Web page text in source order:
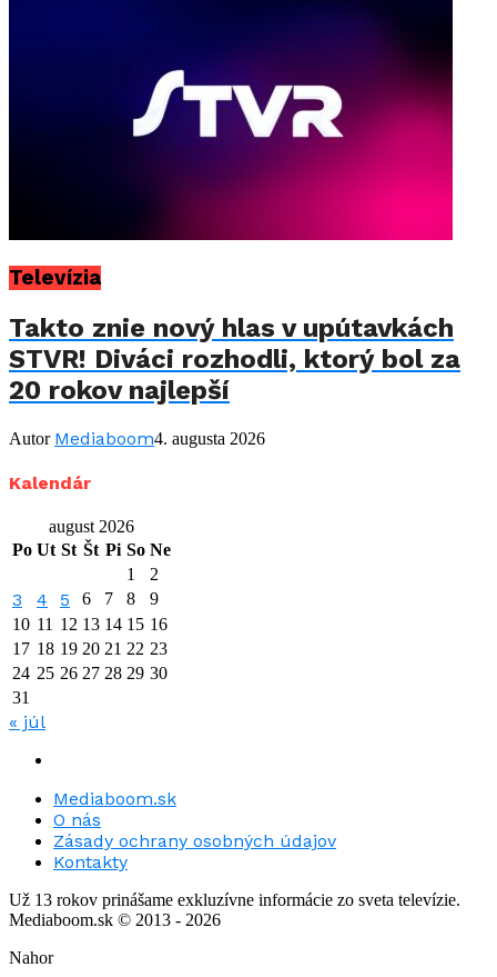
Televízia
Takto znie nový hlas v upútavkách
STVR! Diváci rozhodli, ktorý bol za
20 rokov najlepší
Autor Mediaboom4. augusta 2026
Kalendár
august 2026
Po Ut St Št Pi So Ne
1
2
3 4 5 6 7 8
9
10 11 12 13 14 15 16
17 18 19 20 21 22 23
24 25 26 27 28 29 30
31
« júl
Mediaboom.sk
O nás
Zásady ochrany osobných údajov
Kontakty
Už 13 rokov prinášame exkluzívne informácie zo sveta televízie.
Mediaboom.sk © 2013 - 2026
Nahor